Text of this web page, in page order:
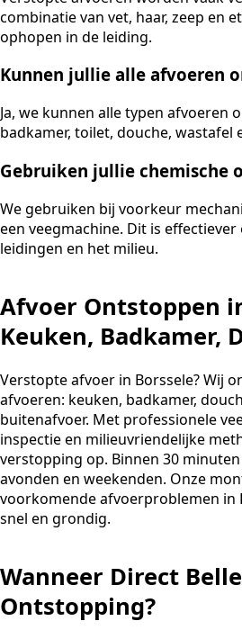
combinatie van vet, haar, zeep en
ophopen in de leiding.
Kunnen jullie alle afvoeren
Ja, we kunnen alle typen afvoeren
badkamer, toilet, douche, wastafel
Gebruiken jullie chemische
We gebruiken bij voorkeur
een veegmachine. Dit is
leidingen en het milieu.
Afvoer Ontstoppen
Keuken, Badkamer,
Verstopte afvoer in Borssele? Wij
afvoeren: keuken, badkamer,
buitenafvoer. Met professionele
inspectie en milieuvriendelijke
verstopping op. Binnen 30
avonden en weekenden. Onze
voorkomende afvoerproblemen in
snel en grondig.
Wanneer Direct
Ontstopping?